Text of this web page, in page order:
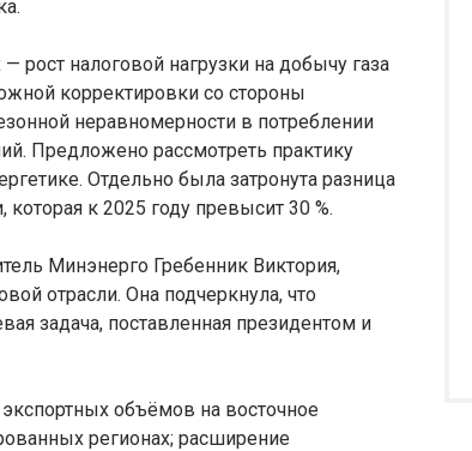
рост налоговой нагрузки на добычу газа
корректировки со стороны
неравномерности в потреблении
Предложено рассмотреть практику
Отдельно была затронута разница
к 2025 году превысит 30 %.
Минэнерго Гребенник Виктория,
отрасли. Она подчеркнула, что
задача, поставленная президентом и
объёмов на восточное
регионах; расширение